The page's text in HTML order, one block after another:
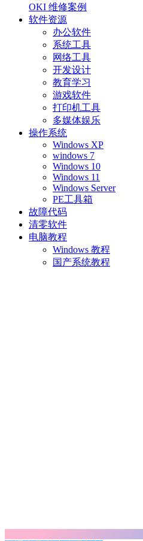
OKI 维修案例
软件资源
办公软件
系统工具
网络工具
开发设计
教育学习
游戏软件
打印机工具
多媒体娱乐
操作系统
Windows XP
windows 7
Windows 10
Windows 11
Windows Server
PE工具箱
故障代码
清零软件
电脑教程
Windows 教程
国产系统教程